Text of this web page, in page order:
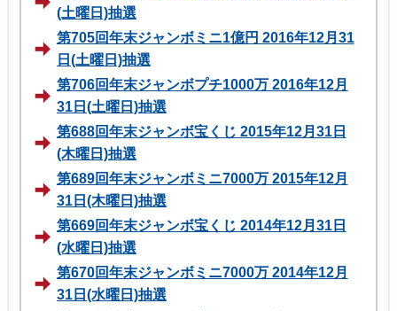
(土曜日)抽選
第705回年末ジャンボミニ1億円 2016年12月31
日(土曜日)抽選
第706回年末ジャンボプチ1000万 2016年12月
31日(土曜日)抽選
第688回年末ジャンボ宝くじ 2015年12月31日
(木曜日)抽選
第689回年末ジャンボミニ7000万 2015年12月
31日(木曜日)抽選
第669回年末ジャンボ宝くじ 2014年12月31日
(水曜日)抽選
第670回年末ジャンボミニ7000万 2014年12月
31日(水曜日)抽選